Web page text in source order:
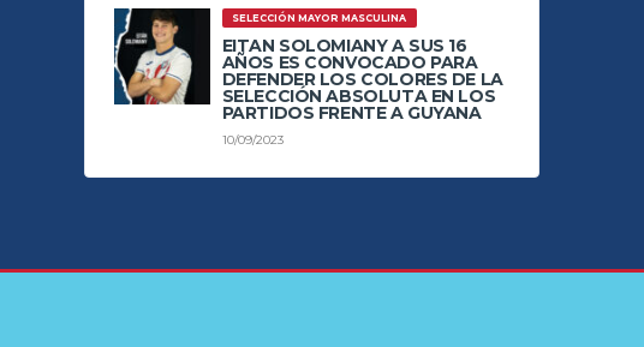
SELECCIÓN MAYOR MASCULINA
EITAN SOLOMIANY A SUS 16
AÑOS ES CONVOCADO PARA
DEFENDER LOS COLORES DE LA
SELECCIÓN ABSOLUTA EN LOS
PARTIDOS FRENTE A GUYANA
10/09/2023